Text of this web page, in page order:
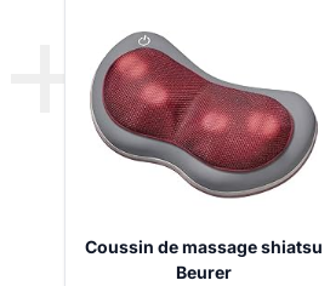
Coussin de massage shiatsu
Beurer